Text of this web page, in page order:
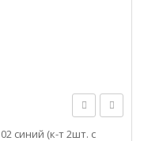
синий (к-т 2шт. с